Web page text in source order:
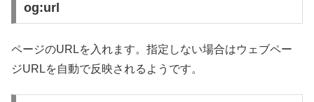
og:url
ページのURLを入れます。指定しない場合はウェブペー
ジURLを自動で反映されるようです。